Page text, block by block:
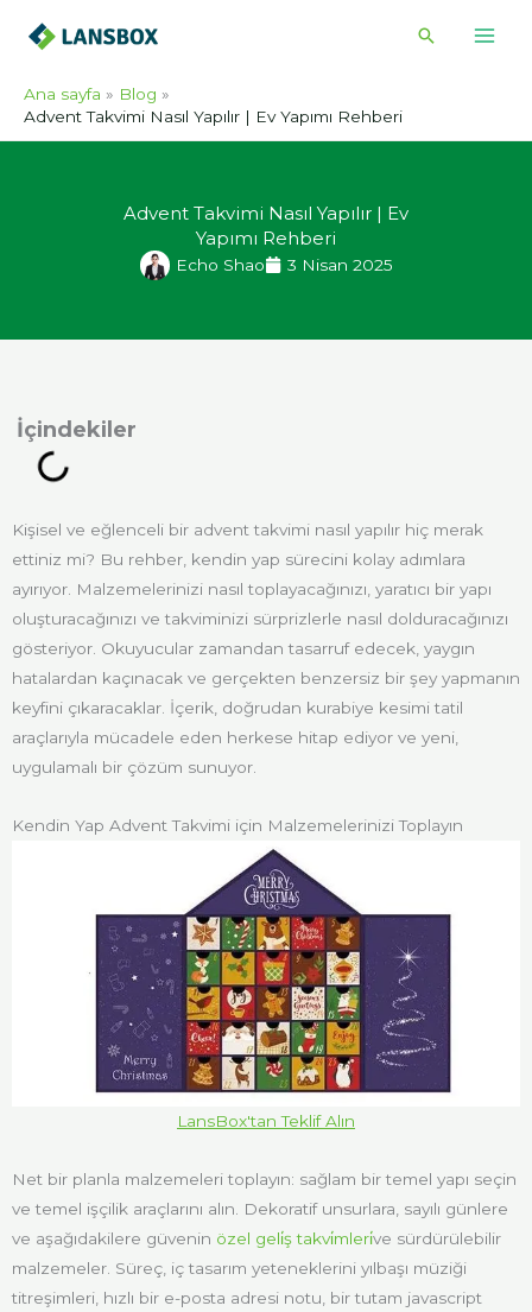
Arama
Ana sayfa
Blog
Advent Takvimi Nasıl Yapılır | Ev Yapımı Rehberi
Advent Takvimi Nasıl Yapılır | Ev
Yapımı Rehberi
Echo Shao 3 Nisan 2025
Kişisel ve eğlenceli bir advent takvimi nasıl yapılır hiç merak
ettiniz mi? Bu rehber, kendin yap sürecini kolay adımlara
ayırıyor. Malzemelerinizi nasıl toplayacağınızı, yaratıcı bir yapı
oluşturacağınızı ve takviminizi sürprizlerle nasıl dolduracağınızı
gösteriyor. Okuyucular zamandan tasarruf edecek, yaygın
hatalardan kaçınacak ve gerçekten benzersiz bir şey yapmanın
keyfini çıkaracaklar. İçerik, doğrudan kurabiye kesimi tatil
araçlarıyla mücadele eden herkese hitap ediyor ve yeni,
uygulamalı bir çözüm sunuyor.
Kendin Yap Advent Takvimi için Malzemelerinizi Toplayın
LansBox'tan Teklif Alın
Net bir planla malzemeleri toplayın: sağlam bir temel yapı seçin
ve temel işçilik araçlarını alın. Dekoratif unsurlara, sayılı günlere
ve aşağıdakilere güvenin özel geli̇ş takvi̇mleri̇ve sürdürülebilir
malzemeler. Süreç, iç tasarım yeteneklerini yılbaşı müziği
titreşimleri, hızlı bir e-posta adresi notu, bir tutam javascript